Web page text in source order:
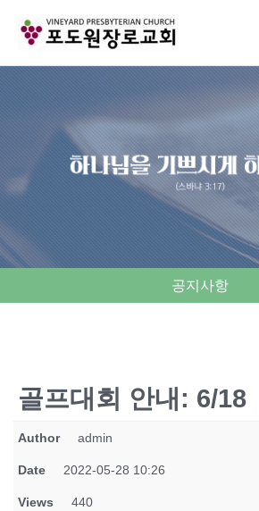
공지사항
골프대회 안내: 6/18
Author admin
Date 2022-05-28 10:26
Views 440